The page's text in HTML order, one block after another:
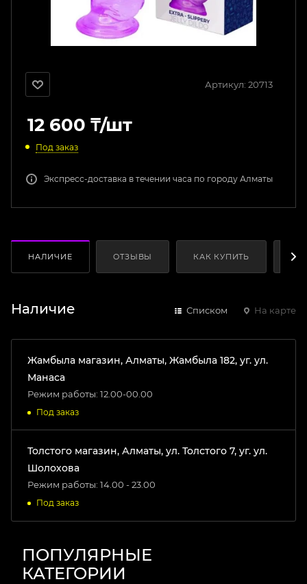
Артикул: 20713
12 600 ₸/шт
Под заказ
Экспресс-доставка в течении часа по городу Алматы
НАЛИЧИЕ ОТЗЫВЫ КАК КУПИТЬ
Наличие Списком На карте
Жамбыла магазин, Алматы, Жамбыла 182, уг. ул.
Манаса
Режим работы: 12.00-00.00
Под заказ
Толстого магазин, Алматы, ул. Толстого 7, уг. ул.
Шолохова
Режим работы: 14.00 - 23.00
Под заказ
ПОПУЛЯРНЫЕ
КАТЕГОРИИ